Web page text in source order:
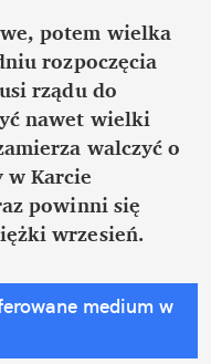
potem wielka
rozpoczęcia
rządu do
nawet wielki
walczyć o
Karcie
powinni się
wrzesień.
medium w